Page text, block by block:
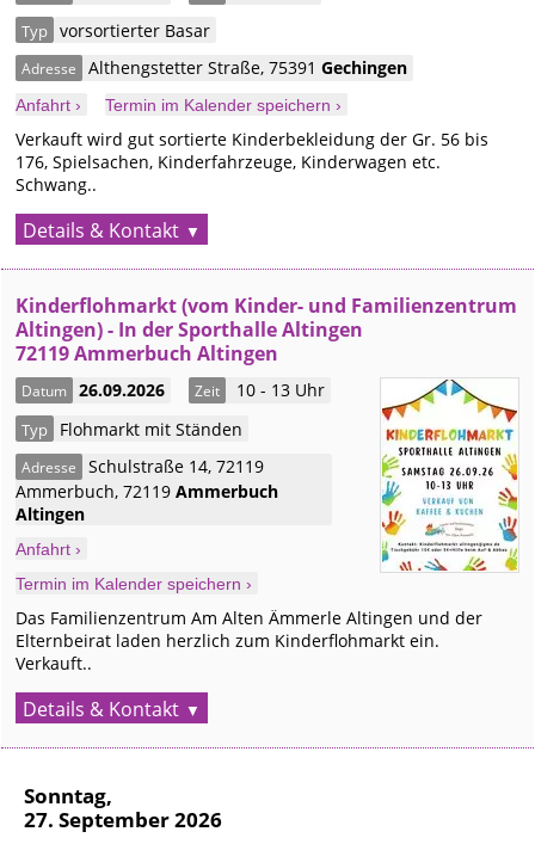
Typ vorsortierter Basar
Adresse Althengstetter Straße,75391Gechingen
Anfahrt › Termin im Kalender speichern ›
Verkauft wird gut sortierte Kinderbekleidung der Gr. 56 bis
176, Spielsachen, Kinderfahrzeuge, Kinderwagen etc.
Schwang..
Details & Kontakt
Kinderflohmarkt (vom Kinder- und Familienzentrum
Altingen) - In der Sporthalle Altingen
72119 Ammerbuch Altingen
Datum 26.09.2026 Zeit 10 - 13 Uhr
Typ Flohmarkt mit Ständen
Adresse
Schulstraße 14, 72119
Ammerbuch,72119Ammerbuch
Altingen
Anfahrt ›
Termin im Kalender speichern ›
Das Familienzentrum Am Alten Ämmerle Altingen und der
Elternbeirat laden herzlich zum Kinderflohmarkt ein.
Verkauft..
Details & Kontakt
Sonntag,
27. September 2026